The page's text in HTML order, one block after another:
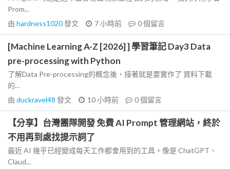
Prom...
由 hardness1020發文 7 小時前 0個留言
[Machine Learning A-Z [2026] ] 學習筆記 Day3 Data
pre-processing with Python
了解Data Pre-processing的概念後，接著就是要實作了 資料下載
的...
由 duckravel48 發文 10 小時前 0個留言
【分享】台灣團隊開發 免費 AI Prompt 管理網站，終於
不用再到處找提示詞了
最近 AI 幾乎已經變成每天工作都會用到的工具。像是 ChatGPT、
Claud...